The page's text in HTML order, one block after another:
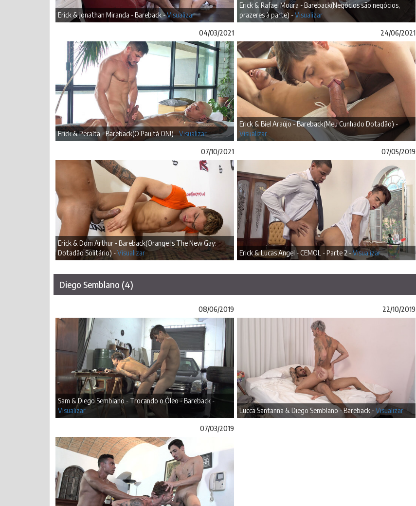
Erick & Jonathan Miranda - Bareback -Visualizar
Erick & Rafael Moura - Bareback(Negócios são negócios,
prazeres à parte) -Visualizar
04/03/2021
Erick & Peralta - Bareback(O Pau tá ON!) -Visualizar
24/06/2021
Erick & Biel Araújo - Bareback(Meu Cunhado Dotadão) -
Visualizar
07/10/2021
Erick & Dom Arthur - Bareback(Orange Is The New Gay:
Dotadão Solitário) -Visualizar
07/05/2019
Erick & Lucas Angel - CEMOL - Parte 2 -Visualizar
Diego Semblano (4)
08/06/2019
Sam & Diego Semblano - Trocando o Óleo - Bareback -
Visualizar
22/10/2019
Lucca Santanna & Diego Semblano - Bareback -Visualizar
07/03/2019